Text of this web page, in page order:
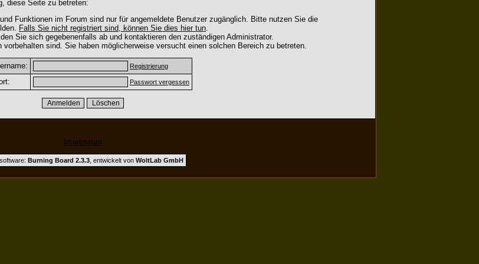
diese Seite zu betreten:
Funktionen im Forum sind nur für angemeldete Benutzer zugänglich. Bitte nutzen Sie die
Falls Sie nicht registriert sind, können Sie dies hier tun.
Sie sich gegebenenfalls ab und kontaktieren den zuständigen Administrator.
sind. Sie haben möglicherweise versucht einen solchen Bereich zu betreten.
Registrierung
Passwort vergessen
Impressum
Burning Board 2.3.3, entwickelt von WoltLab GmbH